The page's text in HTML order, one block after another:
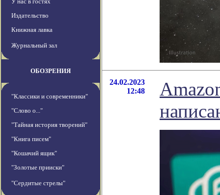
Издательство
Книжная лавка
Журнальный зал
ОБОЗРЕНИЯ
"Классики и современники"
"Слово о..."
"Тайная история творений"
"Книга писем"
"Кошачий ящик"
"Золотые прииски"
"Сердитые стрелы"
24.02.2023
12:48